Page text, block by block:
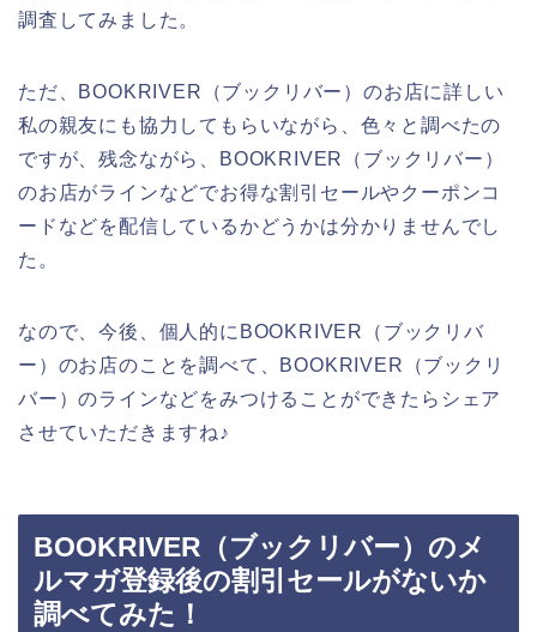
調査してみました。
ただ、BOOKRIVER（ブックリバー）のお店に詳しい
私の親友にも協力してもらいながら、色々と調べたの
ですが、残念ながら、BOOKRIVER（ブックリバー）
のお店がラインなどでお得な割引セールやクーポンコ
ードなどを配信しているかどうかは分かりませんでし
た。
なので、今後、個人的にBOOKRIVER（ブックリバ
ー）のお店のことを調べて、BOOKRIVER（ブックリ
バー）のラインなどをみつけることができたらシェア
させていただきますね♪
BOOKRIVER（ブックリバー）のメ
ルマガ登録後の割引セールがないか
調べてみた！